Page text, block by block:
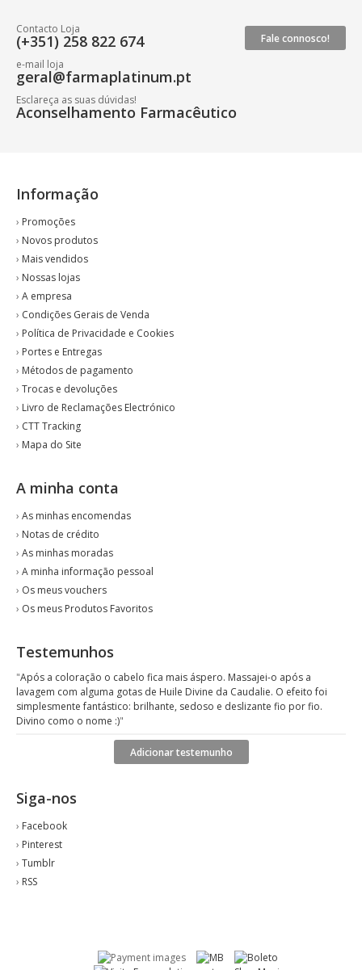
Fale connosco!
Contacto Loja
(+351) 258 822 674
e-mail loja
geral@farmaplatinum.pt
Esclareça as suas dúvidas!
Aconselhamento Farmacêutico
Informação
› Promoções
› Novos produtos
› Mais vendidos
› Nossas lojas
› A empresa
› Condições Gerais de Venda
› Política de Privacidade e Cookies
› Portes e Entregas
› Métodos de pagamento
› Trocas e devoluções
› Livro de Reclamações Electrónico
› CTT Tracking
› Mapa do Site
A minha conta
› As minhas encomendas
› Notas de crédito
› As minhas moradas
› A minha informação pessoal
› Os meus vouchers
› Os meus Produtos Favoritos
Testemunhos
"Após a coloração o cabelo fica mais áspero. Massajei-o após a
lavagem com alguma gotas de Huile Divine da Caudalie. O efeito foi
simplesmente fantástico: brilhante, sedoso e deslizante fio por fio.
Divino como o nome :)"
Adicionar testemunho
Siga-nos
› Facebook
› Pinterest
› Tumblr
› RSS